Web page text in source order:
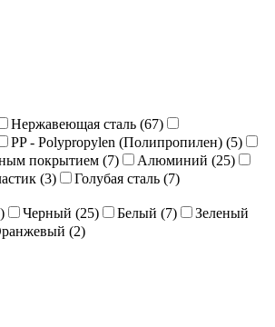
Нержавеющая сталь (67)
PP - Polypropylen (Полипропилен) (5)
покрытием (7) Алюминий (25)
(3) Голубая сталь (7)
) Черный (25) Белый (7)
Зеленый
(2)